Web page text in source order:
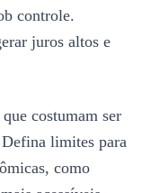
controle.
juros altos e
costumam ser
Defina limites para
como